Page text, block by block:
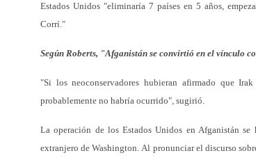
Estados Unidos "eliminaría 7 países en 5 años,
Corrí."
Según Roberts, "Afganistán se convirtió en el vínculo
"Si los neoconservadores hubieran afirmado que
probablemente no habría ocurrido", sugirió.
La operación de los Estados Unidos en Afganistán
extranjero de Washington. Al pronunciar el discurso